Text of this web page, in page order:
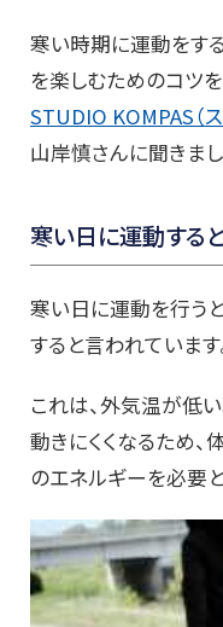
寒い時期に運動をする
を楽しむためのコツを
STUDIO KOMPAS（
山岸慎さんに聞きまし
寒い日に運動する
寒い日に運動を行う
すると言われています
これは、外気温が低
動きにくくなるため
のエネルギーを必要と